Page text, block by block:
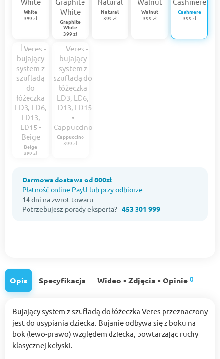
White
399 zł
Graphite
White
399 zł
Natural
399 zł
Beige
399 zł
Cappuccino
399 zł
Walnut
399 zł
Cashmere
399 zł
Darmowa dostawa od 800zł
Płatność online PayU lub przy odbiorze
14 dni na zwrot towaru
Potrzebujesz porady eksperta? 453 301 999
Opis Specyfikacja Wideo • Zdjęcia • Opinie 0
Bujający system z szufladą do łóżeczka Veres przeznaczony
jest do usypiania dziecka. Bujanie odbywa się z boku na
bok (lewo-prawo) względem dziecka, powtarzając ruchy
klasycznej kołyski.